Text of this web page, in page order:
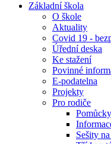
Základní škola
O škole
Aktuality
Covid 19 -
Úřední deska
Ke stažení
Povinné
E-podatelna
Projekty
Pro rodiče
Sešity